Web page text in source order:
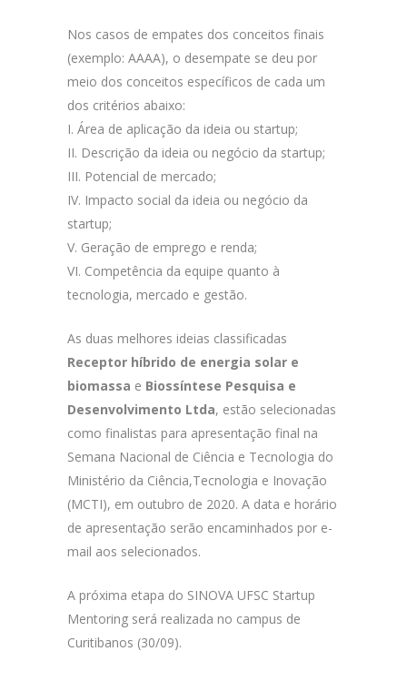
Nos casos de empates dos conceitos finais
(exemplo: AAAA), o desempate se deu por
meio dos conceitos específicos de cada um
dos critérios abaixo:
I. Área de aplicação da ideia ou startup;
II. Descrição da ideia ou negócio da startup;
III. Potencial de mercado;
IV. Impacto social da ideia ou negócio da
startup;
V. Geração de emprego e renda;
VI. Competência da equipe quanto à
tecnologia, mercado e gestão.
As duas melhores ideias classificadas
Receptor híbrido de energia solar e
biomassa e Biossíntese Pesquisa e
Desenvolvimento Ltda, estão selecionadas
como finalistas para apresentação final na
Semana Nacional de Ciência e Tecnologia do
Ministério da Ciência,Tecnologia e Inovação
(MCTI), em outubro de 2020. A data e horário
de apresentação serão encaminhados por e-
mail aos selecionados.
A próxima etapa do SINOVA UFSC Startup
Mentoring será realizada no campus de
Curitibanos (30/09).